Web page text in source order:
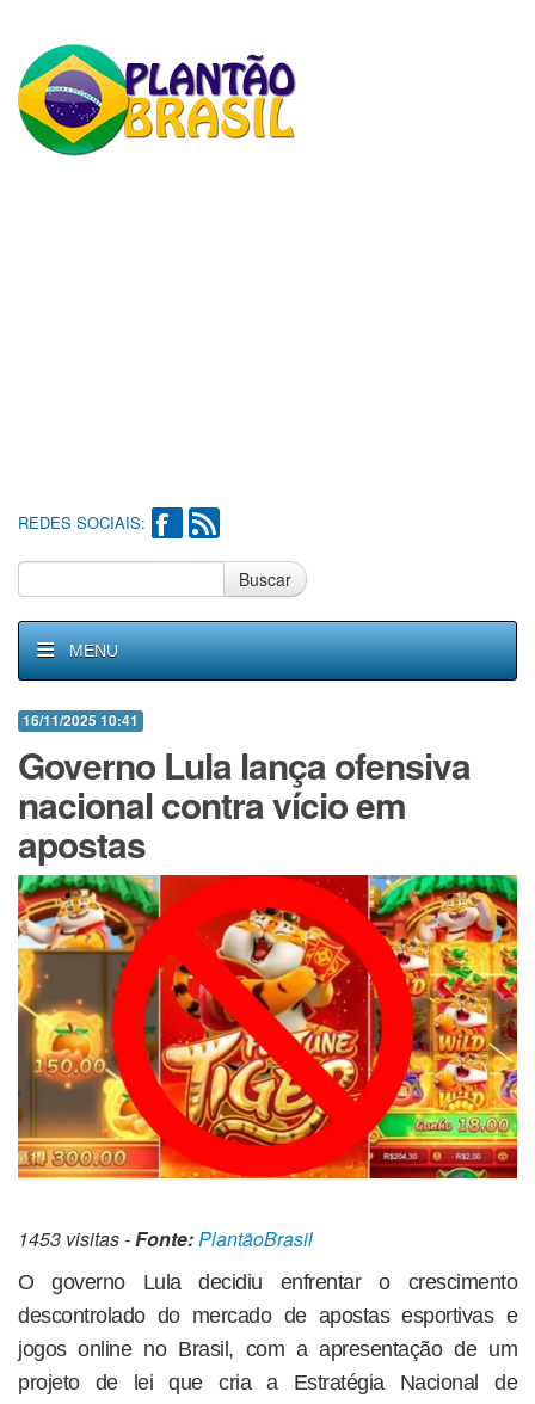
REDES SOCIAIS:
Buscar
MENU
16/11/2025 10:41
Governo Lula lança ofensiva
nacional contra vício em
apostas
1453 visitas -Fonte:PlantãoBrasil
O governo Lula decidiu enfrentar o crescimento
descontrolado do mercado de apostas esportivas e
jogos online no Brasil, com a apresentação de um
projeto de lei que cria a Estratégia Nacional de